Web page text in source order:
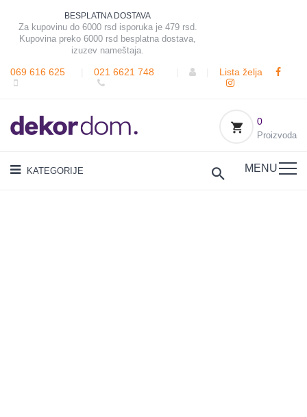
BESPLATNA DOSTAVA
Za kupovinu do 6000 rsd isporuka je 479 rsd.
Kupovina preko 6000 rsd besplatna dostava,
izuzev nameštaja.
069 616 625 021 6621 748 Lista želja
0
Proizvoda
KATEGORIJE MENU